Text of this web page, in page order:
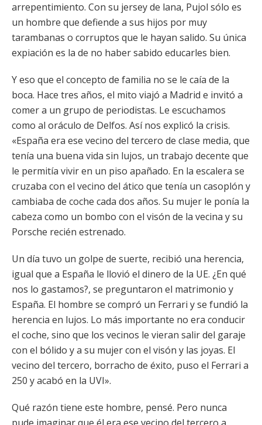
arrepentimiento. Con su jersey de lana, Pujol sólo es
un hombre que defiende a sus hijos por muy
tarambanas o corruptos que le hayan salido. Su única
expiación es la de no haber sabido educarles bien.
Y eso que el concepto de familia no se le caía de la
boca. Hace tres años, el mito viajó a Madrid e invitó a
comer a un grupo de periodistas. Le escuchamos
como al oráculo de Delfos. Así nos explicó la crisis.
«España era ese vecino del tercero de clase media, que
tenía una buena vida sin lujos, un trabajo decente que
le permitía vivir en un piso apañado. En la escalera se
cruzaba con el vecino del ático que tenía un casoplón y
cambiaba de coche cada dos años. Su mujer le ponía la
cabeza como un bombo con el visón de la vecina y su
Porsche recién estrenado.
Un día tuvo un golpe de suerte, recibió una herencia,
igual que a España le llovió el dinero de la UE. ¿En qué
nos lo gastamos?, se preguntaron el matrimonio y
España. El hombre se compró un Ferrari y se fundió la
herencia en lujos. Lo más importante no era conducir
el coche, sino que los vecinos le vieran salir del garaje
con el bólido y a su mujer con el visón y las joyas. El
vecino del tercero, borracho de éxito, puso el Ferrari a
250 y acabó en la UVI».
Qué razón tiene este hombre, pensé. Pero nunca